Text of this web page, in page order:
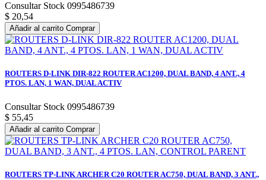
Consultar Stock 0995486739
$ 20,54
Añadir al carrito Comprar
ROUTERS D-LINK DIR-822 ROUTER AC1200, DUAL BAND, 4 ANT., 4
PTOS. LAN, 1 WAN, DUAL ACTIV
Consultar Stock 0995486739
$ 55,45
Añadir al carrito Comprar
ROUTERS TP-LINK ARCHER C20 ROUTER AC750, DUAL BAND, 3 ANT.,